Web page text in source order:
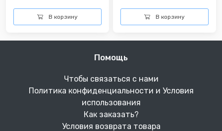
В корзину В корзину
Помощь
Чтобы связаться с нами
Политика конфиденциальности и Условия
использования
Как заказать?
Условия возврата товара